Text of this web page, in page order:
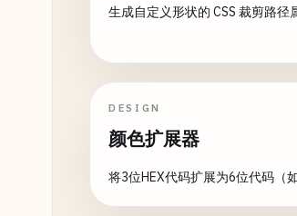
生成自定义形状的 CSS 裁剪路径
DESIGN
颜色扩展器
将3位HEX代码扩展为6位代码（如